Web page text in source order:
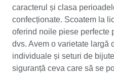
caracterul și clasa
confecționate. Scoatem la
oferind noile piese perfecte
dvs. Avem o varietate largă
individuale și seturi de
siguranță ceva care să se